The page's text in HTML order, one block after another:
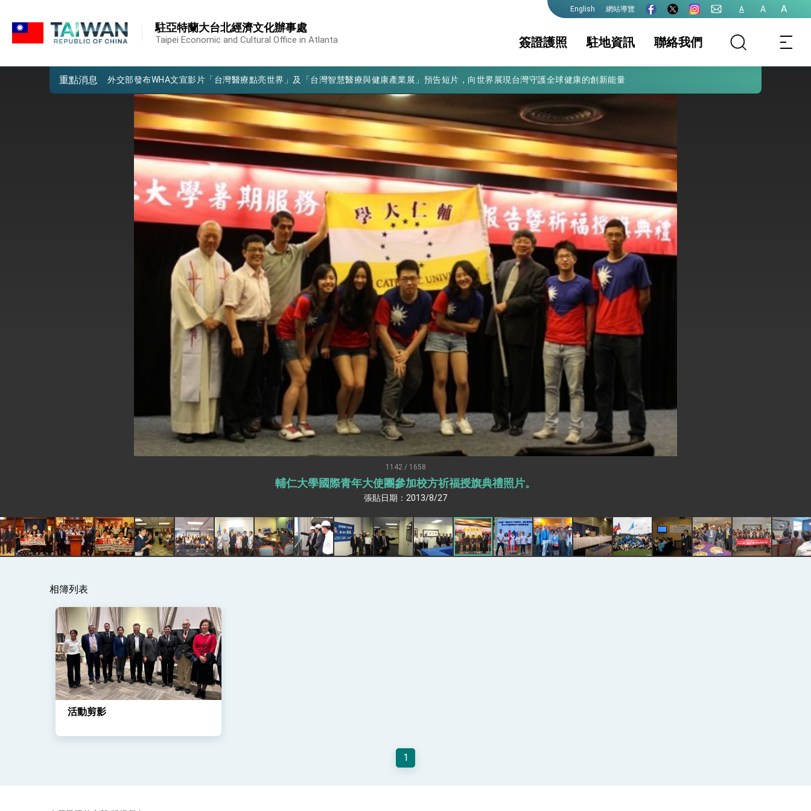
English 網站導覽 A A A
駐亞特蘭大台北經濟文化辦事處
Taipei Economic and Cultural Office in Atlanta 簽證護照
護照 簽證 文件證明
駐地資訊
簽證及入境須知 駐地基本資料
生活資訊
行事曆
聯絡我們
重點消息
我國政府將在美國亞利桑納州設立「駐鳳凰城辦事處」，進一步深化台美交流合作
外交部發布WHA文宣影片「台灣醫療點亮世界」及「台灣智慧醫療與健康產業展」預告短片，向世界展現台灣守護全球健康的創新能量
總統出訪史瓦帝尼返國談話 強調臺灣人有權利走向世界 盼與理念相近國家共同維護國際秩序
堅定走向世界 賴總統抵達史瓦帝尼王國進行國是訪問
總統與五院院長新春茶敘 盼化分歧為團結、為國家邁出合作第一步
總統農曆春節談話
台美貿易協議完成簽署達成6大目標、創5大歷史性突破 總統強調將以3大面向加速臺灣經濟轉型升級 籲請立院全力支持並盡速通過
臺美簽署「對等貿易協定」確立對等關稅15%且不疊加 我輸美2072項產品豁免對等關稅
總統接受「法新社」（AFP）專訪內容
外交部長林佳龍於《外交事務》撰文指出：自由世界 需要台灣，團結合作方能守護繁榮
外交部長林佳龍出席《台灣光華雜誌》50週年慶「見證蛻變，分享世界的光華」開幕式，期許數位轉 型迎向下個50年
總統主持「台美經濟繁榮夥伴對話」記者會 說明臺美合作三大戰略方向 盼與民主夥伴共同引領 下一個世代的繁榮
外交部長林佳龍接受印尼「時代雜誌」專訪，闡述印太安全局勢，籲深化台印尼半導體供應鏈合作
外交部長林佳龍午宴歡迎美國聯邦參議員蓋耶哥訪問團
外交部長林佳龍接見美國智庫「德國馬歇爾基金會」訪問團一行，深化跨大西洋戰略夥伴關係
臺美經貿談判獲階段性成果 卓揆期勉爭取時間完成「臺美對等貿易協定」簽署
卓揆：臺美關稅談判階段性結果有助臺灣取得有利戰略地位 全力支持「臺美對等貿易協定」簽署
外交部與數位發展部攜手合作，整合台灣雄厚數位實力，達成固邦榮邦目標
外交部長林佳龍主持第35次「參與亞太經濟合作策略小組」跨部會會議
總統以「韌性之島，希望之光」為題發表2026新 年談話
總統發表執政周年談話 盼面對未來挑戰 堅持團結 迎風轉型 穩健前行
賴總統就職演說影片
總統重要談話
外交部重要言論
1142 / 1658
輔仁大學國際青年大使團參加校方祈福授旗典禮照片。
張貼日期：2013/8/27
相簿列表
活動剪影
1